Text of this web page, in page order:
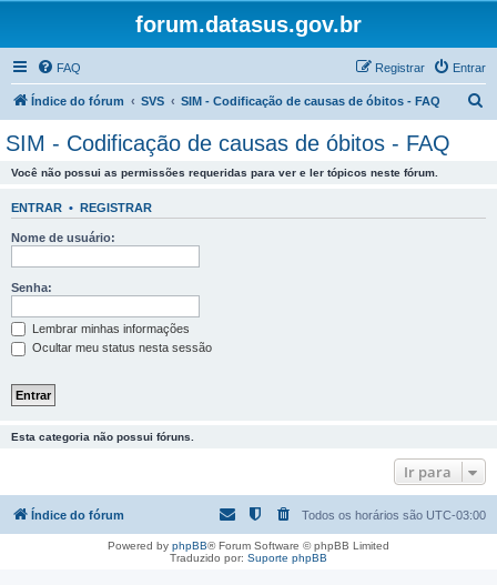
forum.datasus.gov.br
FAQ Entrar
Registrar
Índice do fórum SVS SIM - Codificação de causas de óbitos - FAQ
SIM - Codificação de causas de óbitos - FAQ
Você não possui as permissões requeridas para ver e ler tópicos neste fórum.
ENTRAR • REGISTRAR
Nome de usuário:
Senha:
Lembrar minhas informações
Ocultar meu status nesta sessão
Esta categoria não possui fóruns.
Ir para
Índice do fórum Todos os horários são UTC-03:00
Powered by phpBB® Forum Software © phpBB Limited
Traduzido por: Suporte phpBB